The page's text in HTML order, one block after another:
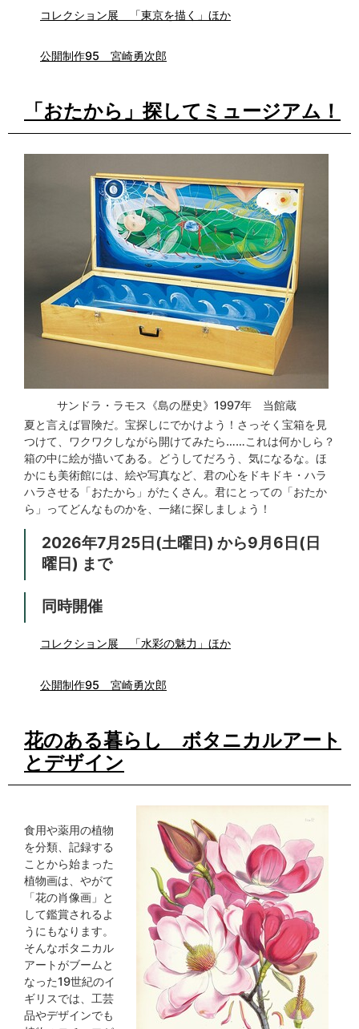
コレクション展 「東京を描く」ほか
公開制作95 宮崎勇次郎
「おたから」探してミュージアム！
サンドラ・ラモス《島の歴史》1997年 当館蔵
夏と言えば冒険だ。宝探しにでかけよう！さっそく宝箱を見
つけて、ワクワクしながら開けてみたら……これは何かしら？
箱の中に絵が描いてある。どうしてだろう、気になるな。ほ
かにも美術館には、絵や写真など、君の心をドキドキ・ハラ
ハラさせる「おたから」がたくさん。君にとっての「おたか
ら」ってどんなものかを、一緒に探しましょう！
2026年7月25日(土曜日) から9月6日(日
曜日) まで
同時開催
コレクション展 「水彩の魅力」ほか
公開制作95 宮崎勇次郎
花のある暮らし ボタニカルアート
とデザイン
食用や薬用の植物
を分類、記録する
ことから始まった
植物画は、やがて
「花の肖像画」と
して鑑賞されるよ
うにもなります。
そんなボタニカル
アートがブームと
なった19世紀のイ
ギリスでは、工芸
品やデザインでも